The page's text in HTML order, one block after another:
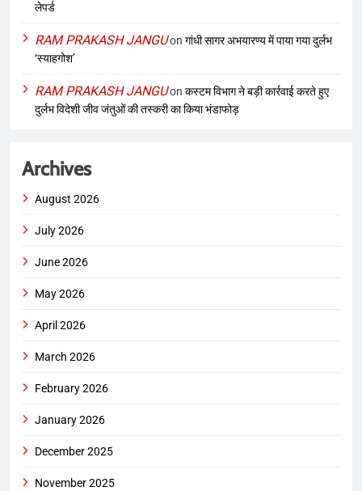
लेपर्ड
RAM PRAKASH JANGUon गांधी सागर अभयारण्य में पाया गया दुर्लभ
‘स्याहगोश’
RAM PRAKASH JANGUon कस्टम विभाग ने बड़ी कार्रवाई करते हुए
दुर्लभ विदेशी जीव जंतुओं की तस्करी का किया भंडाफोड़
Archives
August 2026
July 2026
June 2026
May 2026
April 2026
March 2026
February 2026
January 2026
December 2025
November 2025